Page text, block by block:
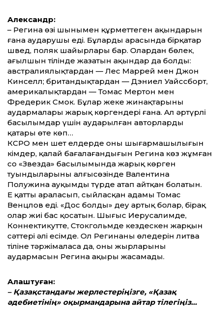
Александр:
– Регина өзі шынымен құрметтеген ақындарын
ғана аударушы еді. Бұлардың арасында бірқатар
швед, поляк шайырлары бар. Олардан бөлек,
ағылшын тілінде жазатын ақындар да болды:
австралиялықтардан — Лес Маррей мен Джон
Кинселл; британдықтардан — Дэниел Уайссборт,
америкалықтардан — Томас Мертон мен
Фредерик Смок. Бұлар жеке жинақтарының
аудармалары жарық көргендері ғана. Ал әртүрлі
басылымдар үшін аударылған авторлардың
қатары өте көп…
КСРО мен шет елдерде оның шығармашылығын
кімдер, қалай бағалағандығын Регина көз жұмған
соң «Звезда» басылымында жарық көрген
туындыларының алғысөзінде Валентина
Полужина ауқымды түрде атап айтқан болатын.
Ең қатты араласып, сыйласқан адамы Томас
Венцлов еді. «Дос болды» деу артық болар, бірақ
олар жиі бас қосатын. Шығыс Иерусалимде,
Коннектикутте, Стокгольмде кездескен жарқын
сәттері әлі есімде. Ол Регинаның өлеңдерін литва
тіліне тәржімаласа да, оның жырларының
аудармасын Регина ақыры жасамады.
Алаштуған:
– Қазақстандағы жерлестеріңізге, «Қазақ
әдебиетінің» оқырмандарына айтар тілегіңіз…